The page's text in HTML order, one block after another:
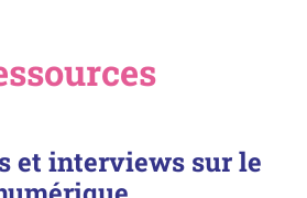
et interviews sur le